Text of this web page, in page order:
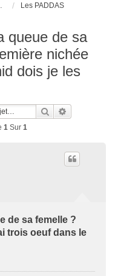
Les PADDAS
queue de sa
nichée
dois je les
Rechercher
1 Sur 1
de sa femelle ?
trois oeuf dans le